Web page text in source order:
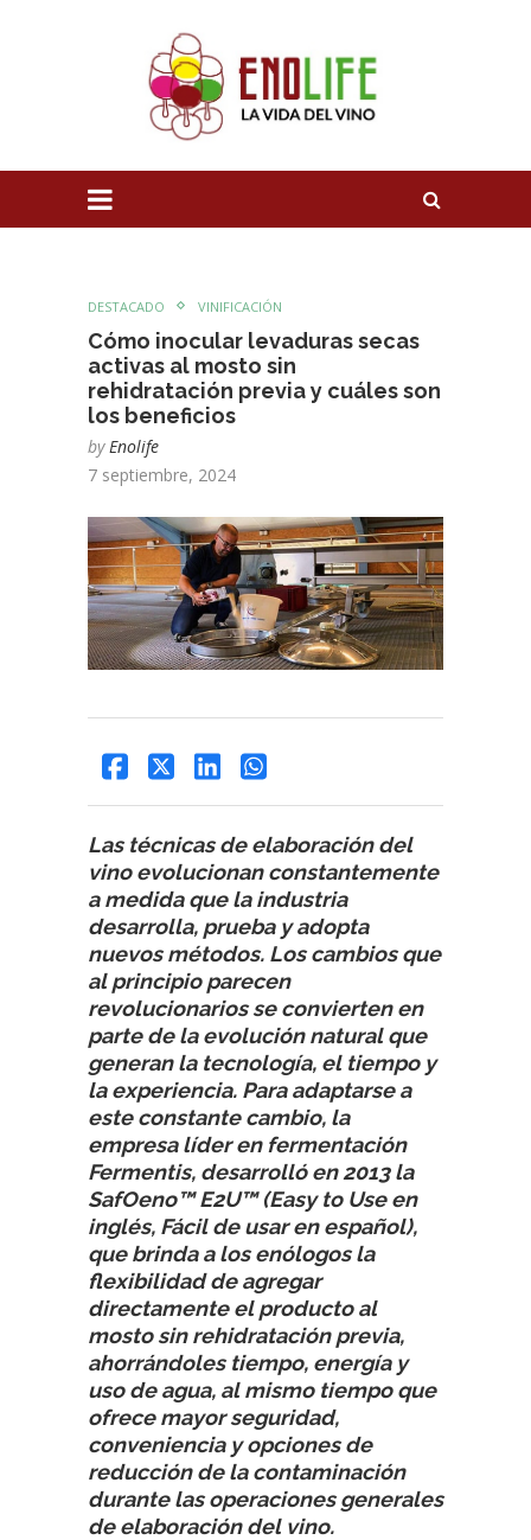
DESTACADO VINIFICACIÓN
Cómo inocular levaduras secas
activas al mosto sin
rehidratación previa y cuáles son
los beneficios
by Enolife
7 septiembre, 2024
Las técnicas de elaboración del
vino evolucionan constantemente
a medida que la industria
desarrolla, prueba y adopta
nuevos métodos. Los cambios que
al principio parecen
revolucionarios se convierten en
parte de la evolución natural que
generan la tecnología, el tiempo y
la experiencia. Para adaptarse a
este constante cambio, la
empresa líder en fermentación
Fermentis, desarrolló en 2013 la
SafOeno™ E2U™ (Easy to Use en
inglés, Fácil de usar en español),
que brinda a los enólogos la
flexibilidad de agregar
directamente el producto al
mosto sin rehidratación previa,
ahorrándoles tiempo, energía y
uso de agua, al mismo tiempo que
ofrece mayor seguridad,
conveniencia y opciones de
reducción de la contaminación
durante las operaciones generales
de elaboración del vino.